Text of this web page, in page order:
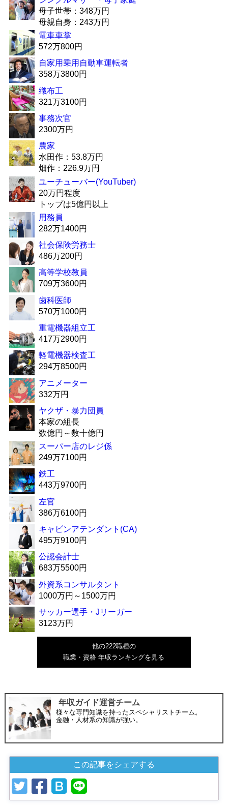
母子世帯：348万円
母親自身：243万円
電車車掌
572万800円
自家用乗用自動車運転者
358万3800円
織布工
321万3100円
事務次官
2300万円
農家
水田作：53.8万円
畑作：226.9万円
ユーチューバー(YouTuber)
20万円程度
トップは5億円以上
用務員
282万1400円
社会保険労務士
486万200円
高等学校教員
709万3600円
歯科医師
570万1000円
重電機器組立工
417万2900円
軽電機器検査工
294万8500円
アニメーター
332万円
ヤクザ・暴力団員
本家の組長
数億円～数十億円
スーパー店のレジ係
249万7100円
鉄工
443万9700円
左官
386万6100円
キャビンアテンダント(CA)
495万9100円
公認会計士
683万5500円
外資系コンサルタント
1000万円～1500万円
サッカー選手・Jリーガー
3123万円
他の222職種の
職業・資格 年収ランキングを見る
年収ガイド運営チーム
様々な専門知識を持ったスペシャリストチーム。
金融・人材系の知識が強い。
この記事をシェアする